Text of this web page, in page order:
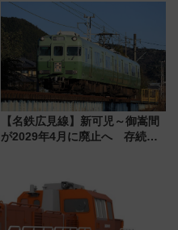
品グルメ登場で駅前の過ごし方
はどう変わる？
【名鉄広見線】新可児～御嵩間
が2029年4月に廃止へ 存続協